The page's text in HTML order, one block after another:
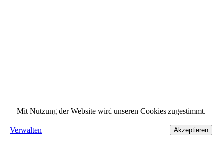
Mit Nutzung der Website wird unseren Cookies zugestimmt.
Verwalten Akzeptieren